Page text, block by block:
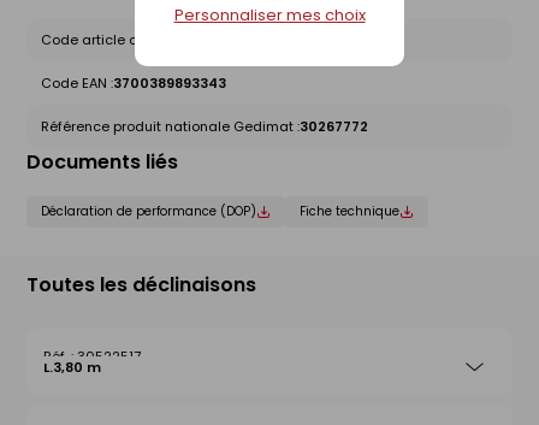
Personnaliser mes choix
Code article chez le fournisseur :
Code EAN :3700389893343
Référence produit nationale Gedimat :30267772
Documents liés
Déclaration de performance (DOP) Fiche technique
Toutes les déclinaisons
30522517
L.3,80 m